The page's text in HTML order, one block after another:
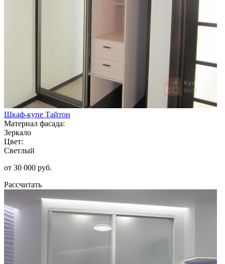
Шкаф-купе Тайтон
Материал фасада:
Зеркало
Цвет:
Светлый
от 30 000 руб.
Рассчитать